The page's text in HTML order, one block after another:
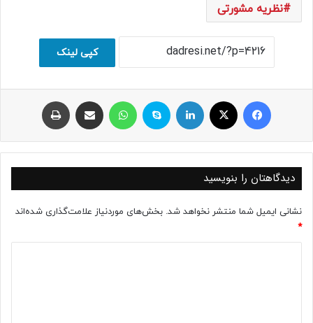
نظریه مشورتی
کپی لینک
فیسبوک ایکس لینکداین اسکایپ واتس آپ اشتراک با ایمیل
دیدگاهتان را بنویسید
نشانی ایمیل شما منتشر نخواهد شد. بخش‌های موردنیاز علامت‌گذاری شده‌اند
*